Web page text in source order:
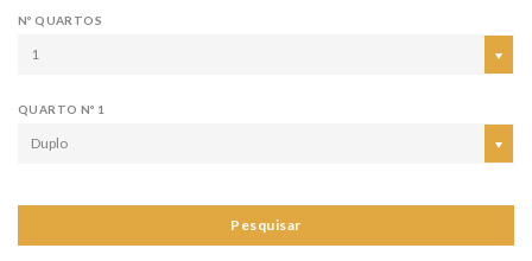
Nº QUARTOS
1
QUARTO Nº 1
Duplo
Pesquisar